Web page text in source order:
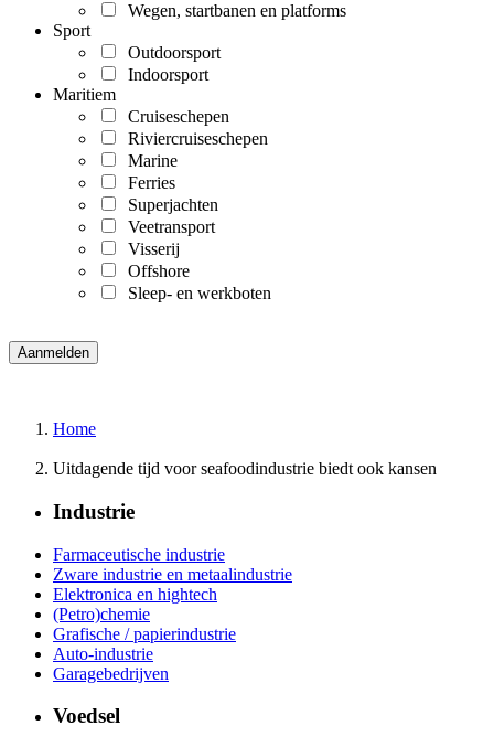
Wegen, startbanen en platforms
Sport
Outdoorsport
Indoorsport
Maritiem
Cruiseschepen
Riviercruiseschepen
Marine
Ferries
Superjachten
Veetransport
Visserij
Offshore
Sleep- en werkboten
Home
Uitdagende tijd voor seafoodindustrie biedt ook kansen
Industrie
Farmaceutische industrie
Zware industrie en metaalindustrie
Elektronica en hightech
(Petro)chemie
Grafische / papierindustrie
Auto-industrie
Garagebedrijven
Voedsel